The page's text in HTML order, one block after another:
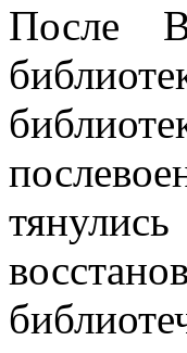
После